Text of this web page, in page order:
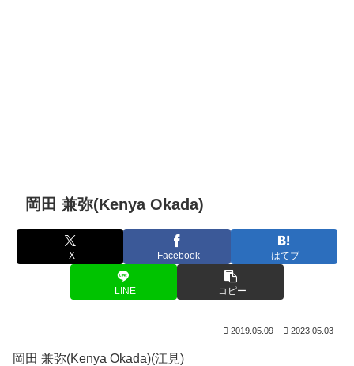
岡田 兼弥(Kenya Okada)
X Facebook はてブ
LINE コピー
2019.05.09 2023.05.03
岡田 兼弥(Kenya Okada)(江見)